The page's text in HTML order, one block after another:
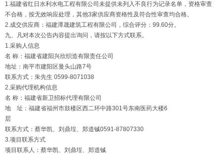
1.福建省红日水利水电工程有限公司未提供未列入不良行为记录名单，资格审查
不合格，按无效响应处理，其他3家供应商资格性及符合性审查均合格。
2.成交供应商：福建潭晟建筑工程有限公司，综合评分：99.60分。
九、凡对本次公告内容提出询问，请按以下方式联系。
1.采购人信息
名 称：福建省建阳兴欣织造有限责任公司
地址：南平市建阳区曼头山路7号
联系方式：朱先生 0599-8071038
2.采购代理机构信息
名 称：福建省新卫招标代理有限公司
地 址：福建省福州市鼓楼区西二环中路301号东南医药大楼6
层
联系方式：蔡华凯、刘鼎埕、郑道铖0591-87807330
3.项目联系方式
项目联系人：蔡华凯、刘鼎埕、郑道铖